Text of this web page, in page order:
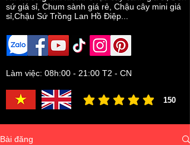
sứ giá sỉ Chum sành giá rẻ Chậu cây mini giá
sỉ,Chậu Sứ Trồng Lan Hồ Điệp...
Làm việc: 08h:00 - 21:00 T2 - CN
150
đánh giá trung bình là 3 /5,
Bài đăng